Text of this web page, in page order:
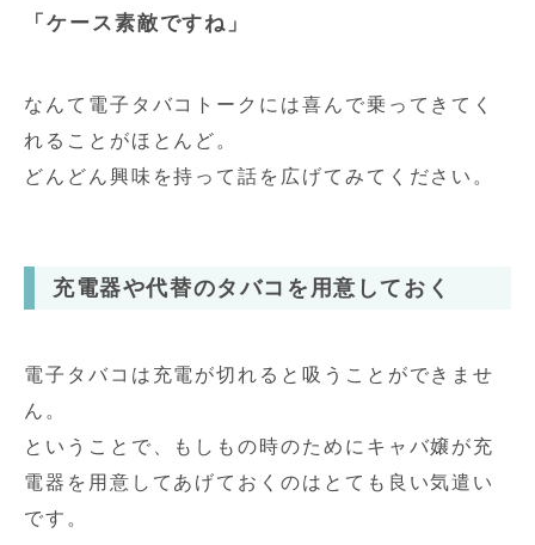
「ケース素敵ですね」
なんて電子タバコトークには喜んで乗ってきてく
れることがほとんど。
どんどん興味を持って話を広げてみてください。
充電器や代替のタバコを用意しておく
電子タバコは充電が切れると吸うことができませ
ん。
ということで、もしもの時のためにキャバ嬢が充
電器を用意してあげておくのはとても良い気遣い
です。